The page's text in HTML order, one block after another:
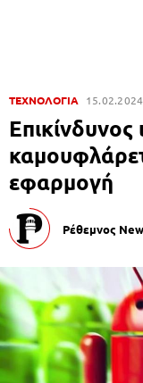
ΤΕΧΝΟΛΟΓΙΑ 15.02.2024
εφαρμογή
Ρέθεμνος